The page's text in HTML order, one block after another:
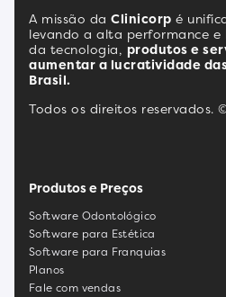
A missão da Clinicorp é
levando a alta performance
da tecnologia, produtos e
aumentar a lucratividade
Brasil.
Todos os direitos reservados.
Produtos e Preços
Software Odontológico
Software para Estética
Software para Franquias
Planos
Fale com vendas